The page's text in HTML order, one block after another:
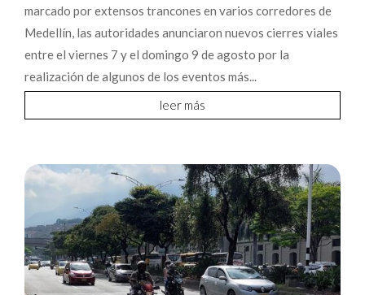
marcado por extensos trancones en varios corredores de
Medellín, las autoridades anunciaron nuevos cierres viales
entre el viernes 7 y el domingo 9 de agosto por la
realización de algunos de los eventos más...
leer más